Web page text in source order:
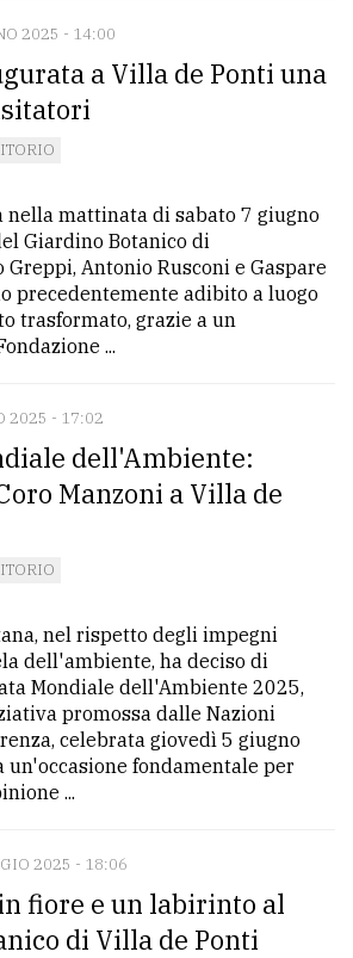
2025 - 14:00
a Villa de Ponti una
nella mattinata di sabato 7 giugno
Giardino Botanico di
Greppi, Antonio Rusconi e Gaspare
precedentemente adibito a luogo
trasformato, grazie a un
...
2025 - 17:02
dell'Ambiente:
Manzoni a Villa de
nel rispetto degli impegni
dell'ambiente, ha deciso di
Mondiale dell'Ambiente 2025,
promossa dalle Nazioni
celebrata giovedì 5 giugno
un'occasione fondamentale per
...
2025 - 18:06
fiore e un labirinto al
di Villa de Ponti